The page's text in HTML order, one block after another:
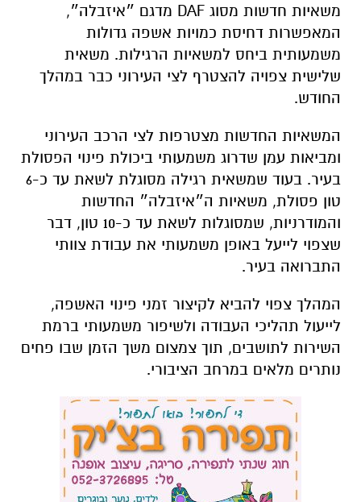
משאיות חדשות מסוג DAF מדגם ״איזבלה״,
המאפשרות דחיסת כמויות אשפה גדולות
משמעותית ביחס למשאיות הרגילות. משאית
שלישית צפויה להצטרף לצי העירוני כבר במהלך
החודש.
המשאיות החדשות מצטרפות לצי הרכב העירוני
ומביאות עמן שדרוג משמעותי ביכולת פינוי הפסולת
בעיר. בעוד שמשאית רגילה מסוגלת לשאת עד כ-6
טון פסולת, משאיות ה״איזבלה״ החדשות
והמודרניות, שמסוגלות לשאת עד כ-10 טון, דבר
שצפוי לייעל באופן משמעותי את עבודת צוותי
התברואה בעיר.
המהלך צפוי להביא לקיצור זמני פינוי האשפה,
לייעול תהליכי העבודה ולשיפור משמעותי ברמת
השירות לתושבים, תוך צמצום משך הזמן שבו פחים
נותרים מלאים במרחב הציבורי.